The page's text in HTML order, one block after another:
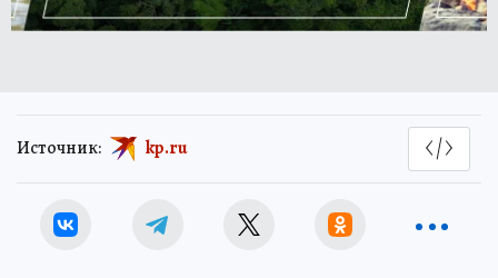
Источник: kp.ru